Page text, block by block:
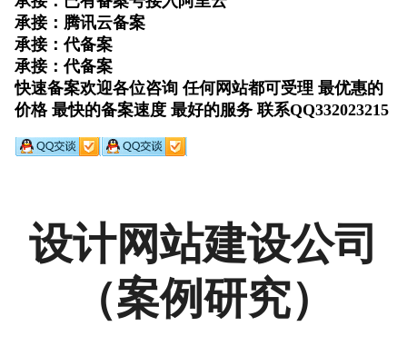
设计网站建设公司
（案例研究）